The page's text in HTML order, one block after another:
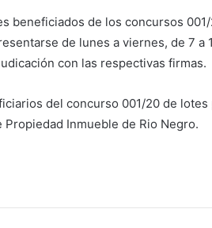
beneficiados de los concursos
de lunes a viernes, de 7 a
con las respectivas firmas.
del concurso 001/20 de
Propiedad Inmueble de Rio Negro.